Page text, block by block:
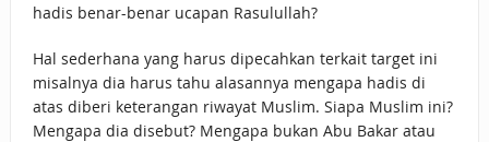
hadis benar-benar ucapan Rasulullah?
Hal sederhana yang harus dipecahkan terkait target ini
misalnya dia harus tahu alasannya mengapa hadis di
atas diberi keterangan riwayat Muslim. Siapa Muslim ini?
Mengapa dia disebut? Mengapa bukan Abu Bakar atau